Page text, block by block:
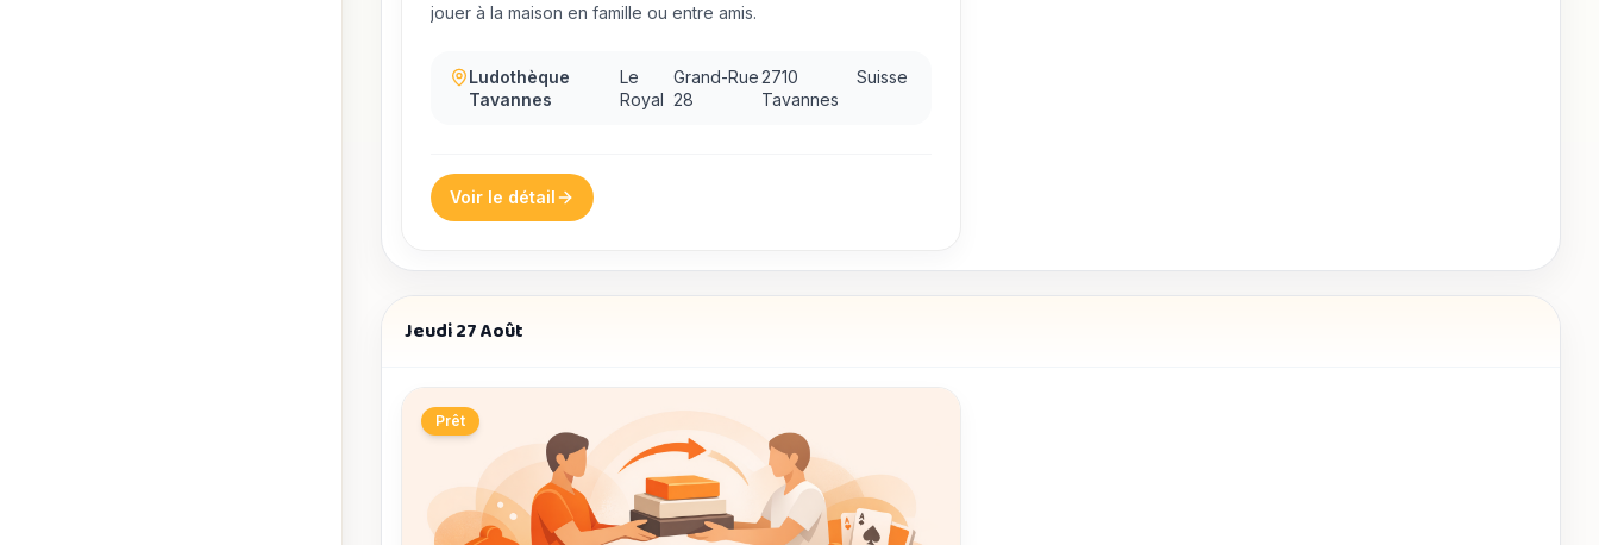
jouer à la maison en famille ou entre amis.
Ludothèque
Tavannes
Le
Royal
Grand-Rue
28
2710
Tavannes
Suisse
Voir le détail
Jeudi 27 Août
Prêt